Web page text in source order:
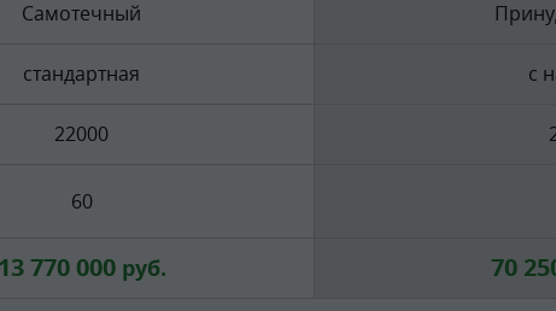
Самотечный
стандартная с
22000
60
13 770 000руб. 70